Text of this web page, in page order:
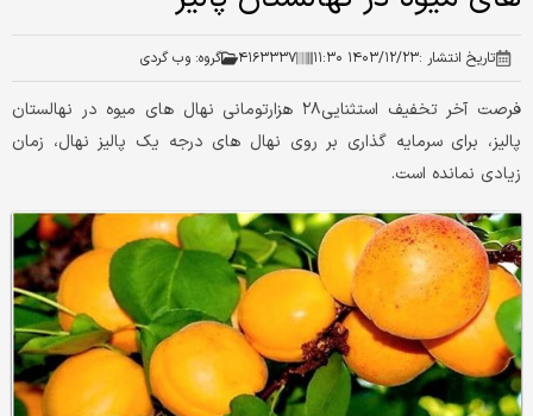
تاریخ انتشار :۱۴۰۳/۱۲/۲۳ ۱۱:۳۰ ۴۱۶۳۳۳۷ گروه: وب گردی
فرصت آخر تخفیف استثنایی۲۸ هزارتومانی نهال های میوه در نهالستان
پالیز، برای سرمایه گذاری بر روی نهال های درجه یک پالیز نهال، زمان
زیادی نمانده است‌.